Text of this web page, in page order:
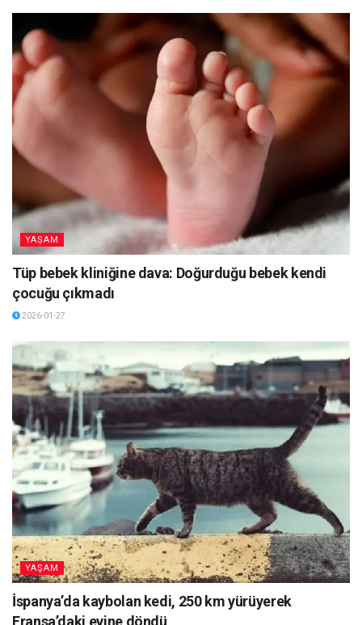
YAŞAM
Tüp bebek kliniğine dava: Doğurduğu bebek kendi
çocuğu çıkmadı
2026-01-27
YAŞAM
İspanya’da kaybolan kedi, 250 km yürüyerek
Fransa’daki evine döndü